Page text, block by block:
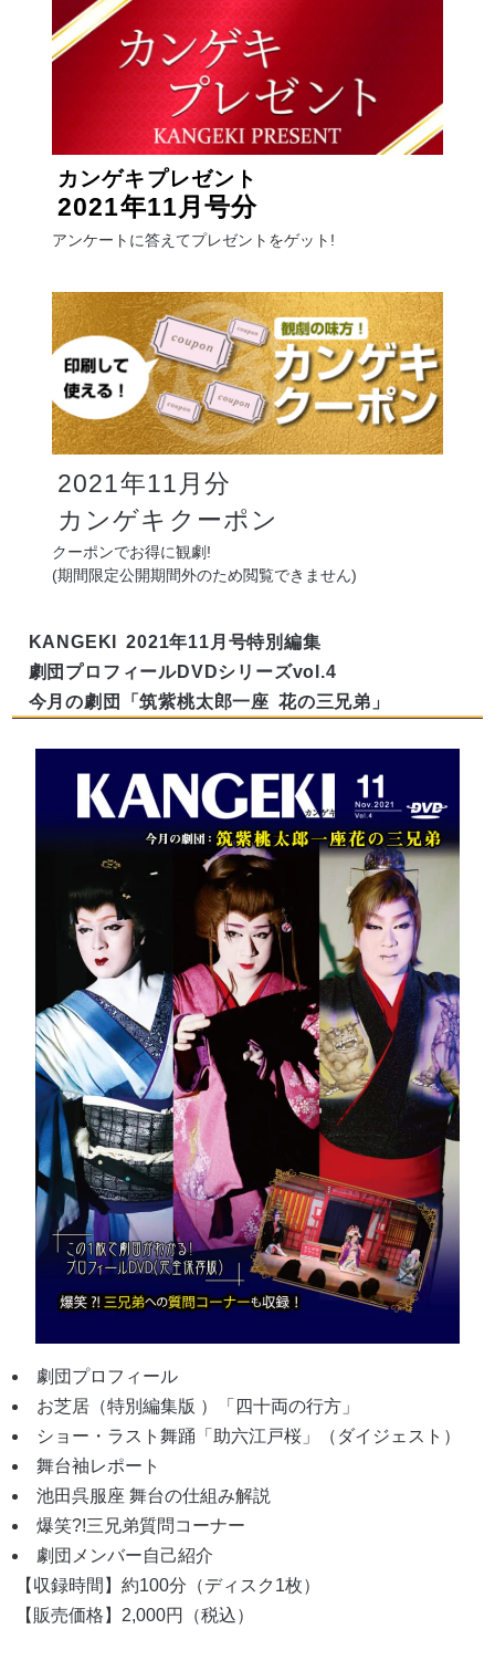
カンゲキプレゼント
2021年11月号分
アンケートに答えてプレゼントをゲット!
2021年11月分
カンゲキクーポン
クーポンでお得に観劇!
(期間限定公開期間外のため閲覧できません)
KANGEKI
2021年11月号特別編集
劇団プロフィールDVDシリーズvol.4
今月の劇団「筑紫桃太郎一座 花の三兄弟」
劇団プロフィール
お芝居（特別編集版 ）「四十両の行方」
ショー・ラスト舞踊「助六江戸桜」（ダイジェスト）
舞台袖レポート
池田呉服座 舞台の仕組み解説
爆笑?!三兄弟質問コーナー
劇団メンバー自己紹介
【収録時間】約100分（ディスク1枚）
【販売価格】2,000円（税込）